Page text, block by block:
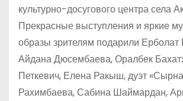
культурно-досугового центра села
Прекрасные выступления и яркие
образы зрителям подарили
Айдана Дюсембаева, Оралбек
Петкевич, Елена Ракыш, дуэт
Рахимбаева, Сабина Шаймардан,